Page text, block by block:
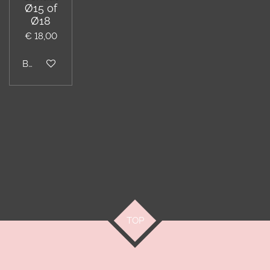
Ø15 of
Ø18
€ 18,00
Bekijk details
TOP